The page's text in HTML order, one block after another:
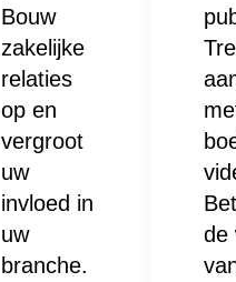
Bouw
zakelijke
relaties
op en
vergroot
uw
invloed in
uw
branche.
de